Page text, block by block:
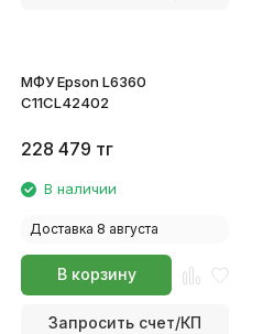
МФУ Epson L6360
C11CL42402
228 479 тг
В наличии
Доставка 8 августа
В корзину
Запросить счет/КП